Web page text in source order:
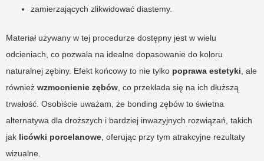
zamierzających zlikwidować diastemy.
Materiał używany w tej procedurze dostępny jest w wielu
odcieniach, co pozwala na idealne dopasowanie do koloru
naturalnej zębiny. Efekt końcowy to nie tylko poprawa estetyki , ale
również wzmocnienie zębów , co przekłada się na ich dłuższą
trwałość. Osobiście uważam, że bonding zębów to świetna
alternatywa dla droższych i bardziej inwazyjnych rozwiązań, takich
jak licówki porcelanowe , oferując przy tym atrakcyjne rezultaty
wizualne.